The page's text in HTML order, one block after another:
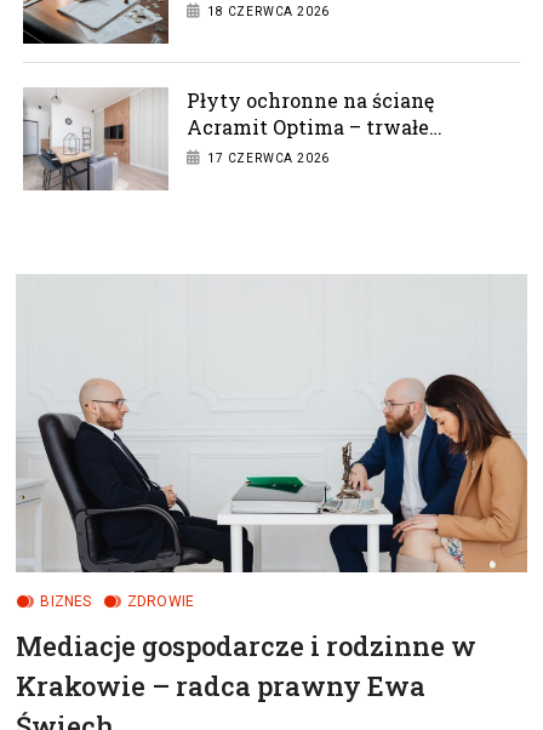
doradztwo podatkowe
18 CZERWCA 2026
Płyty ochronne na ścianę
Acramit Optima – trwałe
zabezpieczenie w każdym
17 CZERWCA 2026
BIZNES ZDROWIE
Mediacje gospodarcze i rodzinne w
Krakowie – radca prawny Ewa